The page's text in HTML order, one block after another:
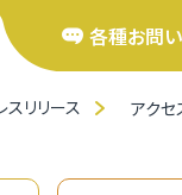
各種お問
スリリース アクセ